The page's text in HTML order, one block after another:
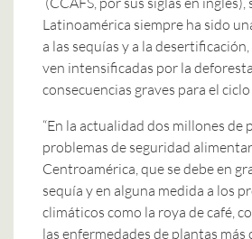
Latinoamérica siempre ha sido
a las sequías y a la
ven intensificadas por la
consecuencias graves para el
“En la actualidad dos millones de
problemas de seguridad
Centroamérica, que se debe en
sequía y en alguna medida a los
climáticos como la roya de café,
las enfermedades de plantas más